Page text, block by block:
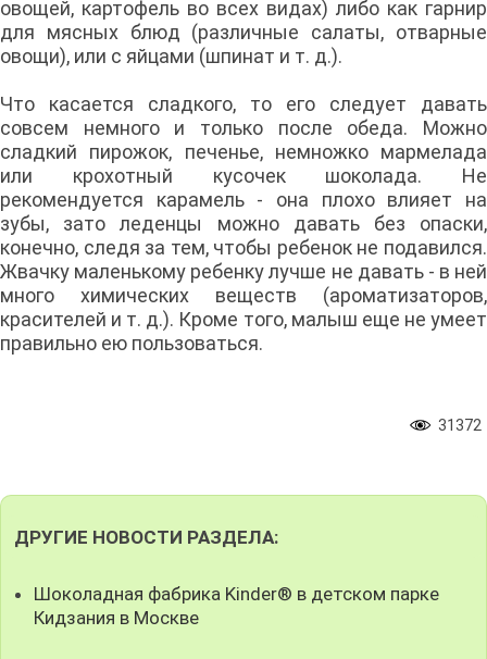
овощей, картофель во всех видах) либо как гарнир
для мясных блюд (различные салаты, отварные
овощи), или с яйцами (шпинат и т. д.).
Что касается сладкого, то его следует давать
совсем немного и только после обеда. Можно
сладкий пирожок, печенье, немножко мармелада
или крохотный кусочек шоколада. Не
рекомендуется карамель - она плохо влияет на
зубы, зато леденцы можно давать без опаски,
конечно, следя за тем, чтобы ребенок не подавился.
Жвачку маленькому ребенку лучше не давать - в ней
много химических веществ (ароматизаторов,
красителей и т. д.). Кроме того, малыш еще не умеет
правильно ею пользоваться.
31372
ДРУГИЕ НОВОСТИ РАЗДЕЛА:
Шоколадная фабрика Kinder® в детском парке
Кидзания в Москве